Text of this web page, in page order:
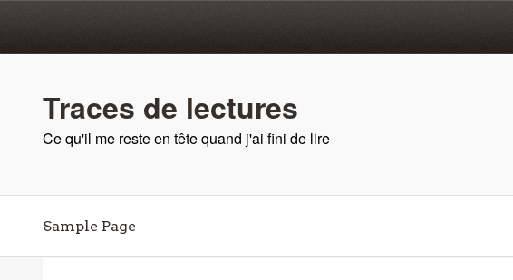
Traces de lectures
Ce qu'il me reste en tête quand j'ai fini de lire
Sample Page